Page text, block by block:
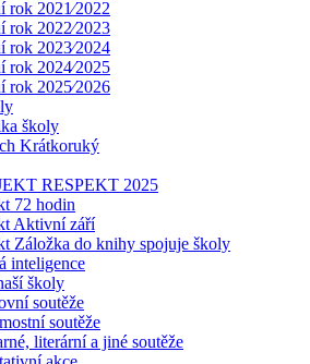
rok 2021⁄2022
rok 2022⁄2023
rok 2023⁄2024
rok 2024⁄2025
rok 2025⁄2026
školy
Krátkoruký
RESPEKT 2025
72 hodin
Aktivní září
Záložka do knihy spojuje školy
inteligence
školy
soutěže
soutěže
literární a jiné soutěže